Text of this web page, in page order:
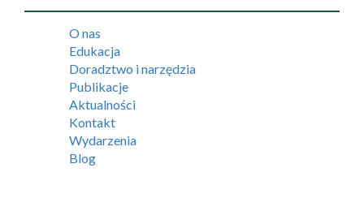
O nas
Edukacja
Doradztwo i narzędzia
Publikacje
Aktualności
Kontakt
Wydarzenia
Blog